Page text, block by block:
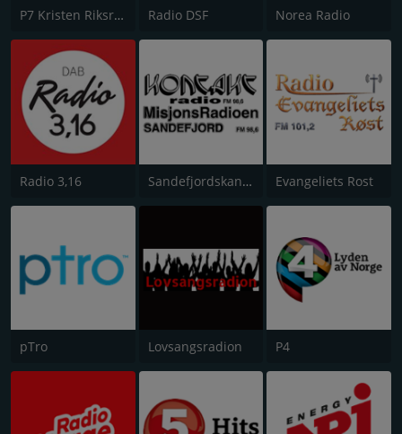
P7 Kristen Riksradio Radio DSF Norea Radio
Radio 3,16 Sandefjordskanalen Evangeliets Rost
pTro Lovsangsradion P4